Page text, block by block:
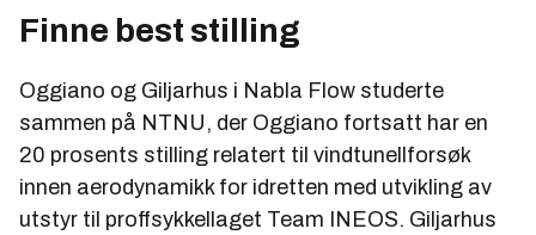
Finne best stilling
Oggiano og Giljarhus i Nabla Flow studerte
sammen på NTNU, der Oggiano fortsatt har en
20 prosents stilling relatert til vindtunellforsøk
innen aerodynamikk for idretten med utvikling av
utstyr til proffsykkellaget Team INEOS. Giljarhus